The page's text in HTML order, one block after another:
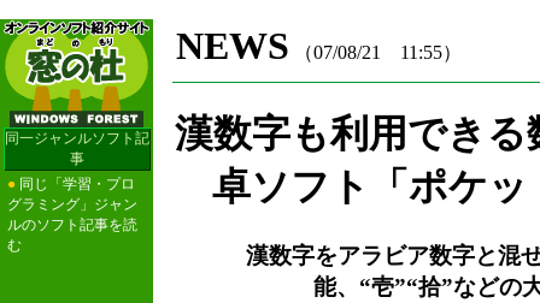
同一ジャンルソフト記
事
● 同じ「学習・プロ
グラミング」ジャン
ルのソフト記事を読
む
NEWS （07/08/21 11:55）
漢数字も利用できる
卓ソフト「ポケッ
漢数字をアラビア数字と混
能、“壱”“拾”などの